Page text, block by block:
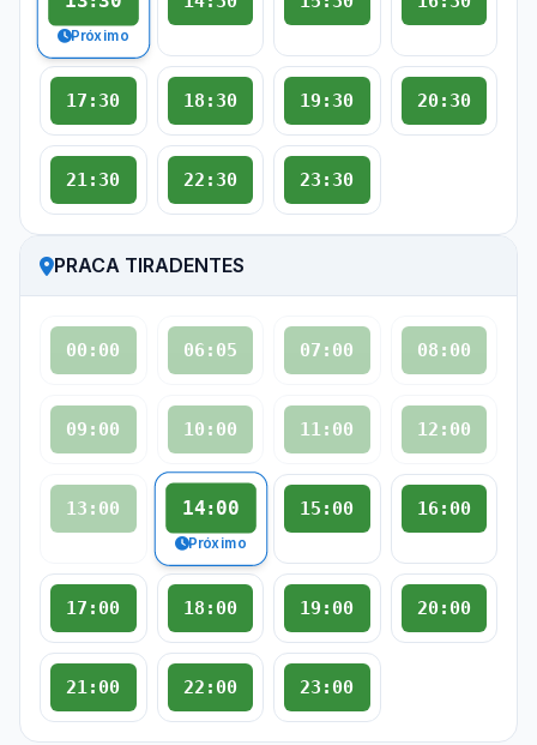
Próximo
17:30 18:30 19:30 20:30
21:30 22:30 23:30
PRACA TIRADENTES
00:00 06:05 07:00 08:00
09:00 10:00 11:00 12:00
13:00 14:00
Próximo
15:00 16:00
17:00 18:00 19:00 20:00
21:00 22:00 23:00